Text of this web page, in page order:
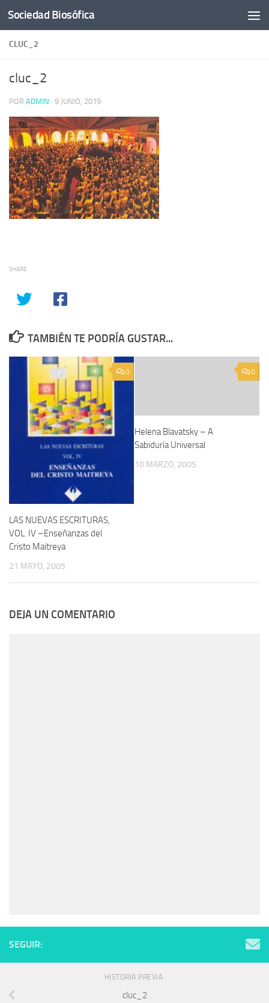
Saltar al contenido
Sociedad Biosófica
CLUC_2
cluc_2
POR ADMIN · 9 JUNIO, 2019
SHARE
TAMBIÉN TE PODRÍA GUSTAR...
0
LAS NUEVAS ESCRITURAS,
VOL. IV –Enseñanzas del
Cristo Maitreya
21 MAYO, 2005
0
Helena Blavatsky – A
Sabiduría Universal
10 MARZO, 2005
DEJA UN COMENTARIO
SEGUIR:
HISTORIA PREVIA
cluc_2